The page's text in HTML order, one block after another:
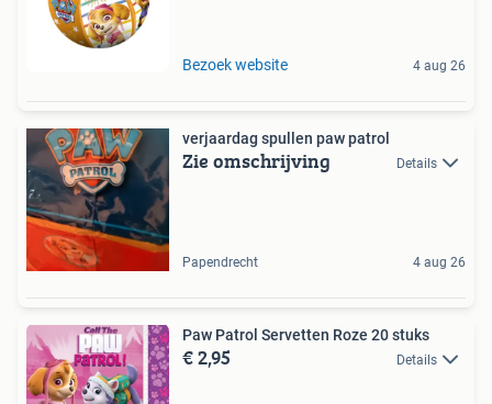
Bezoek website 4 aug 26
verjaardag spullen paw patrol
Zie omschrijving Details
Papendrecht 4 aug 26
Paw Patrol Servetten Roze 20 stuks
€ 2,95 Details